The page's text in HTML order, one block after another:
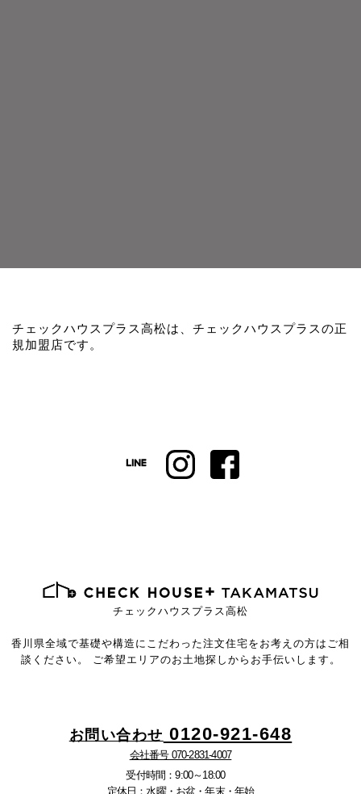
チェックハウスプラス高松は、チェックハウスプラスの正
規加盟店です。
チェックハウスプラス高松
香川県全域で基礎や構造にこだわった注文住宅を お考えの方はご相
談ください。
ご希望エリアのお土地探しからお手伝いします。
お問い合わせ 0120-921-648
会社番号 070-2831-4007
受付時間：9:00～18:00
定休日：水曜・お盆・年末・年始